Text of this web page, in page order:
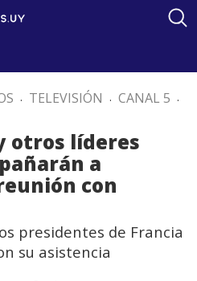
. TELEVISIÓN . CANAL 5 .
otros líderes
a
con
presidentes de Francia
su asistencia